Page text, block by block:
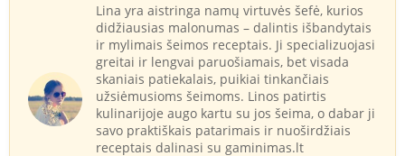
Lina yra aistringa namų virtuvės šefė, kurios
didžiausias malonumas – dalintis išbandytais
ir mylimais šeimos receptais. Ji specializuojasi
greitai ir lengvai paruošiamais, bet visada
skaniais patiekalais, puikiai tinkančiais
užsiėmusioms šeimoms. Linos patirtis
kulinarijoje augo kartu su jos šeima, o dabar ji
savo praktiškais patarimais ir nuoširdžiais
receptais dalinasi su gaminimas.lt